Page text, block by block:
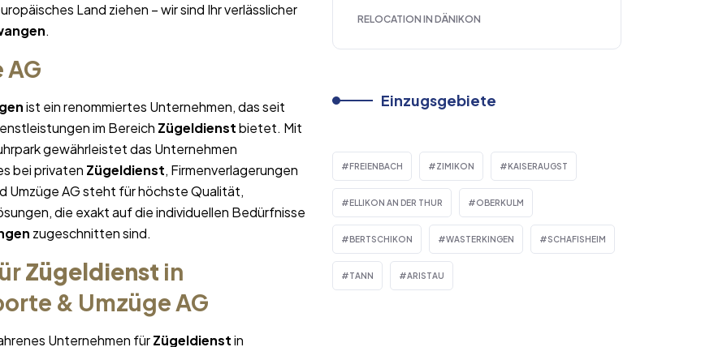
Land ziehen – wir sind Ihr verlässlicher
.
AG
ist ein renommiertes Unternehmen, das seit
im Bereich Zügeldienstbietet. Mit
gewährleistet das Unternehmen
bei privaten Zügeldienst, Firmenverlagerungen
Umzüge AG steht für höchste Qualität,
die exakt auf die individuellen Bedürfnisse
zugeschnitten sind.
Zügeldienst in
& Umzüge AG
Unternehmen fürZügeldienstin
RELOCATION IN DÄNIKON
Einzugsgebiete
FREIENBACH ZIMIKON KAISERAUGST
ELLIKON AN DER THUR OBERKULM
BERTSCHIKON WASTERKINGEN SCHAFISHEIM
TANN ARISTAU